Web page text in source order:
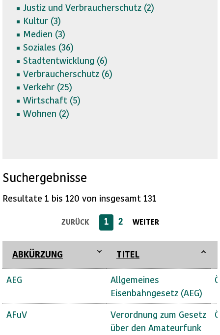
Justiz und Verbraucherschutz (2)
Kultur (3)
Medien (3)
Soziales (36)
Stadtentwicklung (6)
Verbraucherschutz (6)
Verkehr (25)
Wirtschaft (5)
Wohnen (2)
Suchergebnisse
Resultate 1 bis 120 von insgesamt 131
ZURÜCK 1 2 WEITER
ABKÜRZUNG TITEL
AEG
Allgemeines
Eisenbahngesetz (AEG)
AFuV
Verordnung zum Gesetz
über den Amateurfunk